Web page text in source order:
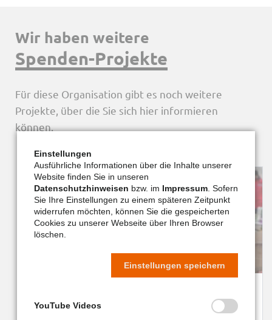
Wir haben weitere
Spenden-Projekte
Für diese Organisation gibt es noch weitere
Projekte, über die Sie sich hier informieren
können.
Einstellungen
Ausführliche Informationen über die Inhalte unserer
Website finden Sie in unseren
Datenschutzhinweisen bzw. im Impressum . Sofern
Sie Ihre Einstellungen zu einem späteren Zeitpunkt
widerrufen möchten, können Sie die gespeicherten
Cookies zu unserer Webseite über Ihren Browser
löschen.
Einstellungen speichern
YouTube Videos